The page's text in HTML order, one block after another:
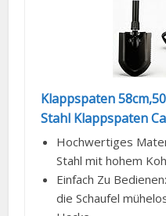
Klappspaten
Stahl Klappspaten
Hochwertiges
Stahl mit hohem
Einfach Zu
die Schaufel